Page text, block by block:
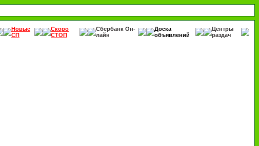
Новые
СП
Скоро
СТОП
Сбербанк Он-
лайн
Доска
объявлений
Центры
раздач